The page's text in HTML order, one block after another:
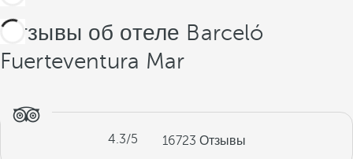
Отзывы об отеле Barceló
Fuerteventura Mar
4.3/5 16723 Отзывы